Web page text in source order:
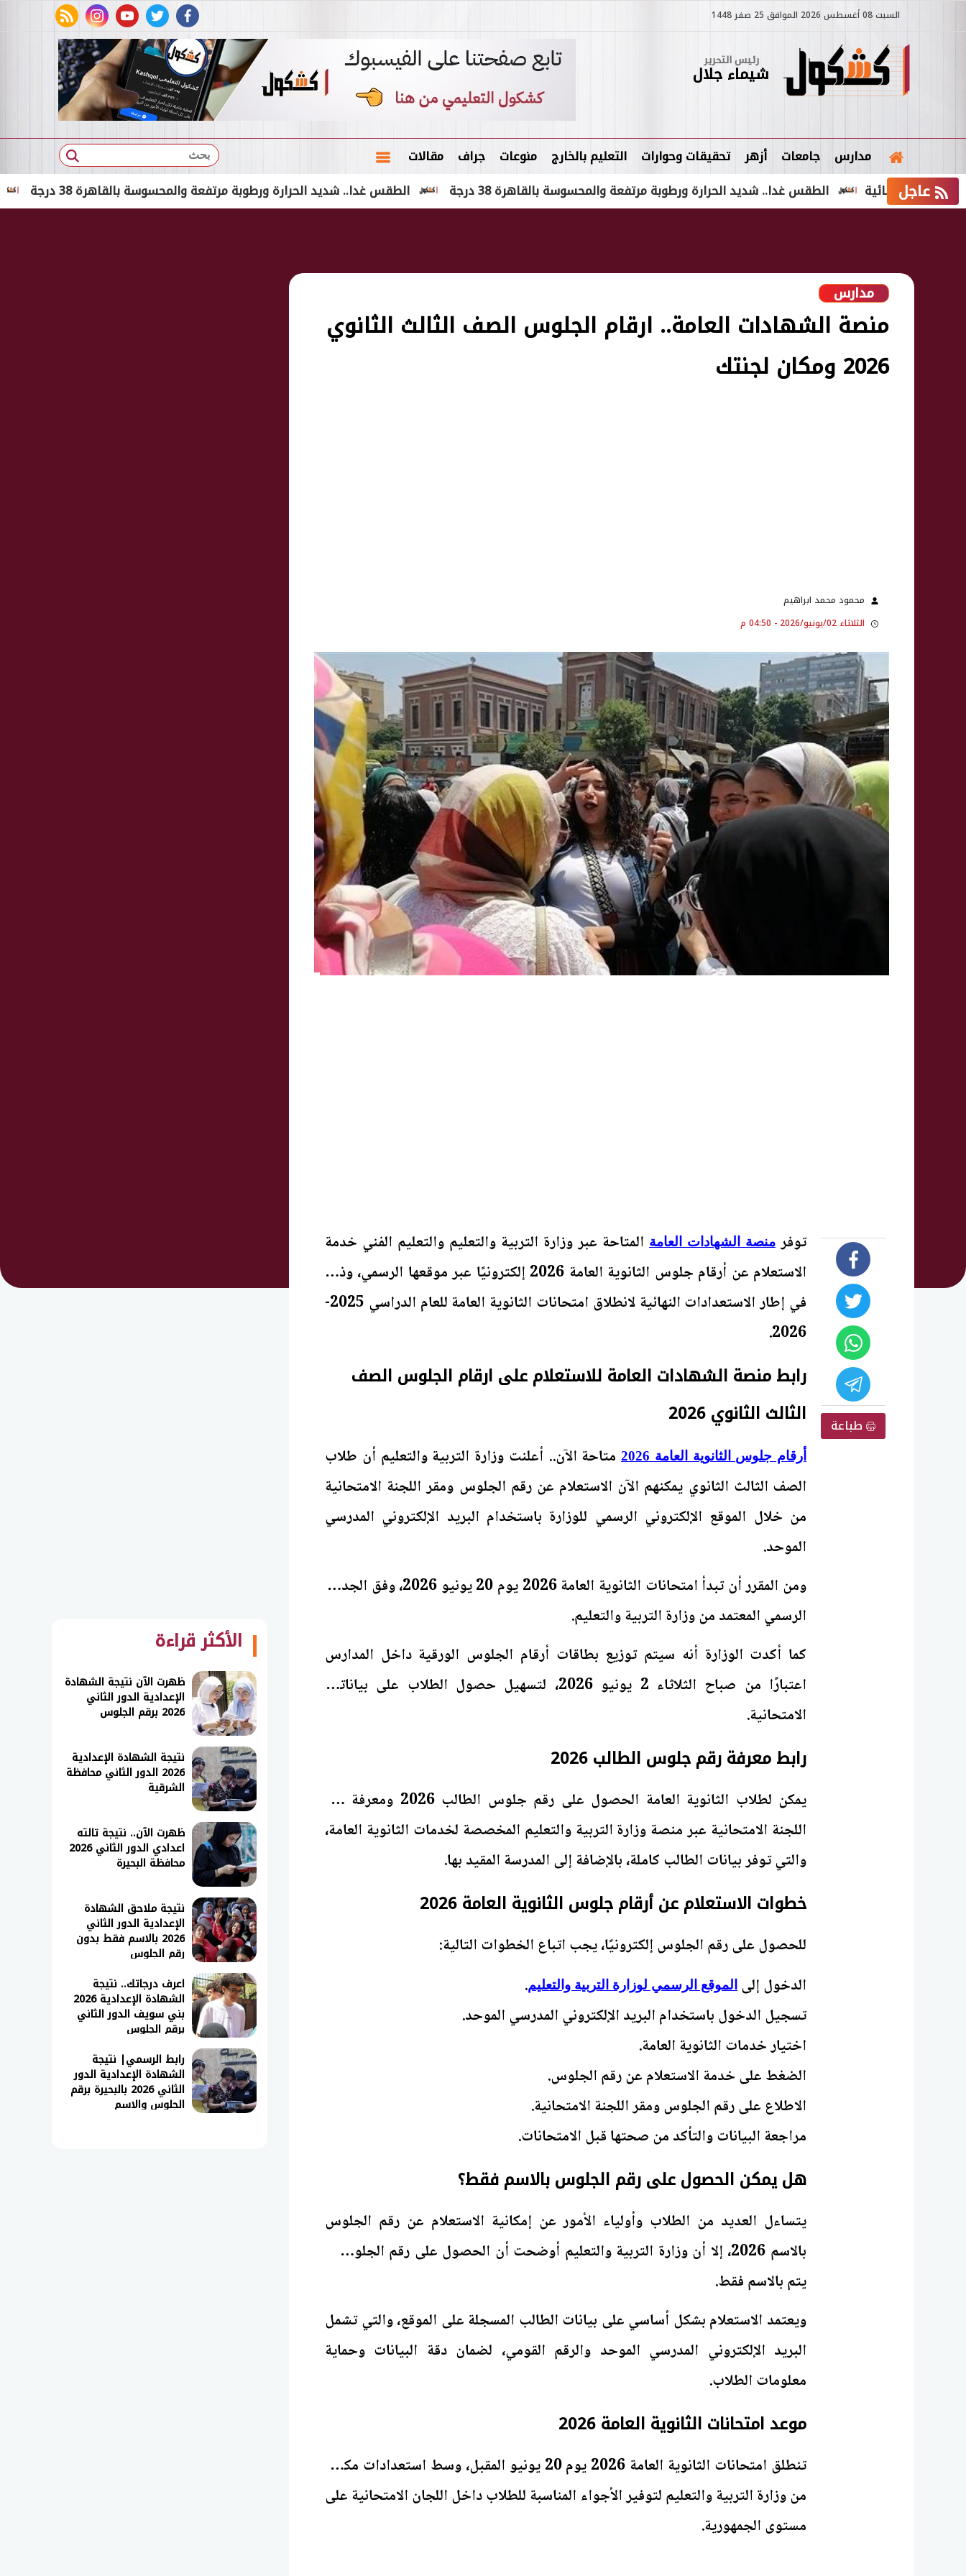
السبت 08 أغسطس 2026 الموافق 25 صفر 1448
facebook
twitter
youtube
instagram
rss feed
رئيس التحرير
شيماء جلال
مدارس جامعات أزهر تحقيقات وحوارات التعليم بالخارج منوعات جراف مقالات بحث
عاجل الطقس غدا.. شديد الحرارة ورطوبة مرتفعة والمحسوسة بالقاهرة 38 درجة الطقس غدا.. شديد الحرارة ورطوبة مرتفعة والمحسوسة بالقاهرة 38 درجة قضائية
مدارس
منصة الشهادات العامة.. ارقام الجلوس الصف الثالث الثانوي
2026 ومكان لجنتك
محمود محمد ابراهيم
الثلاثاء 02/يونيو/2026 - 04:50 م
طباعة
توفر منصة الشهادات العامة المتاحة عبر وزارة التربية والتعليم والتعليم الفني خدمة
الاستعلام عن أرقام جلوس الثانوية العامة 2026 إلكترونيًا عبر موقعها الرسمي، وذلك
في إطار الاستعدادات النهائية لانطلاق امتحانات الثانوية العامة للعام الدراسي 2025-
2026.
رابط منصة الشهادات العامة للاستعلام على ارقام الجلوس الصف
الثالث الثانوي 2026
أرقام جلوس الثانوية العامة 2026
متاحة الآن.. أعلنت وزارة التربية والتعليم أن طلاب
الصف الثالث الثانوي يمكنهم الآن الاستعلام عن رقم الجلوس ومقر اللجنة الامتحانية
من خلال الموقع الإلكتروني الرسمي للوزارة باستخدام البريد الإلكتروني المدرسي
الموحد.
ومن المقرر أن تبدأ امتحانات الثانوية العامة 2026 يوم 20 يونيو 2026، وفق الجدول
الرسمي المعتمد من وزارة التربية والتعليم.
كما أكدت الوزارة أنه سيتم توزيع بطاقات أرقام الجلوس الورقية داخل المدارس
اعتبارًا من صباح الثلاثاء 2 يونيو 2026، لتسهيل حصول الطلاب على بياناتهم
الامتحانية.
رابط معرفة رقم جلوس الطالب 2026
يمكن لطلاب الثانوية العامة الحصول على رقم جلوس الطالب 2026 ومعرفة مقر
اللجنة الامتحانية عبر منصة وزارة التربية والتعليم المخصصة لخدمات الثانوية العامة،
والتي توفر بيانات الطالب كاملة، بالإضافة إلى المدرسة المقيد بها.
خطوات الاستعلام عن أرقام جلوس الثانوية العامة 2026
للحصول على رقم الجلوس إلكترونيًا، يجب اتباع الخطوات التالية:
الدخول إلى الموقع الرسمي لوزارة التربية والتعليم.
تسجيل الدخول باستخدام البريد الإلكتروني المدرسي الموحد.
اختيار خدمات الثانوية العامة.
الضغط على خدمة الاستعلام عن رقم الجلوس.
الاطلاع على رقم الجلوس ومقر اللجنة الامتحانية.
مراجعة البيانات والتأكد من صحتها قبل الامتحانات.
هل يمكن الحصول على رقم الجلوس بالاسم فقط؟
يتساءل العديد من الطلاب وأولياء الأمور عن إمكانية الاستعلام عن رقم الجلوس
بالاسم 2026، إلا أن وزارة التربية والتعليم أوضحت أن الحصول على رقم الجلوس لا
يتم بالاسم فقط.
ويعتمد الاستعلام بشكل أساسي على بيانات الطالب المسجلة على الموقع، والتي تشمل
البريد الإلكتروني المدرسي الموحد والرقم القومي، لضمان دقة البيانات وحماية
معلومات الطلاب.
موعد امتحانات الثانوية العامة 2026
تنطلق امتحانات الثانوية العامة 2026 يوم 20 يونيو المقبل، وسط استعدادات مكثفة
من وزارة التربية والتعليم لتوفير الأجواء المناسبة للطلاب داخل اللجان الامتحانية على
مستوى الجمهورية.
الأكثر قراءة
ظهرت الآن نتيجة الشهادة
الإعدادية الدور الثاني
2026 برقم الجلوس
نتيجة الشهادة الإعدادية
2026 الدور الثاني محافظة
الشرقية
ظهرت الآن.. نتيجة تالته
اعدادي الدور الثاني 2026
محافظة البحيرة
نتيجة ملاحق الشهادة
الإعدادية الدور الثاني
2026 بالاسم فقط بدون
رقم الجلوس
اعرف درجاتك.. نتيجة
الشهادة الإعدادية 2026
بني سويف الدور الثاني
برقم الجلوس
رابط الرسمي| نتيجة
الشهادة الإعدادية الدور
الثاني 2026 بالبحيرة برقم
الجلوس والاسم